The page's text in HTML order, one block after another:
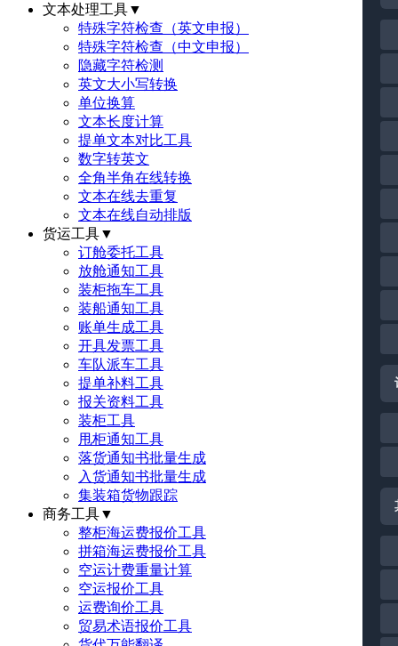
文本处理工具▼
特殊字符检查（英文申报）
特殊字符检查（中文申报）
隐藏字符检测
英文大小写转换
单位换算
文本长度计算
提单文本对比工具
数字转英文
全角半角在线转换
文本在线去重复
文本在线自动排版
货运工具▼
订舱委托工具
放舱通知工具
装柜拖车工具
装船通知工具
账单生成工具
开具发票工具
车队派车工具
提单补料工具
报关资料工具
装柜工具
甩柜通知工具
落货通知书批量生成
入货通知书批量生成
集装箱货物跟踪
商务工具▼
整柜海运费报价工具
拼箱海运费报价工具
空运计费重量计算
空运报价工具
运费询价工具
贸易术语报价工具